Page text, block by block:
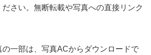
さい。無断転載や写真への直接リンク
の一部は、写真ACからダウンロードで